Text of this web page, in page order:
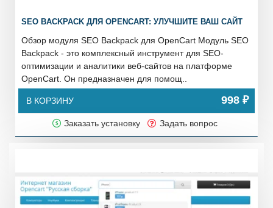
SEO BACKPACK ДЛЯ OPENCART: УЛУЧШИТЕ ВАШ САЙТ
Обзор модуля SEO Backpack для OpenCart Mодуль SEO
Backpack - это комплексный инструмент для SEO-
оптимизации и аналитики веб-сайтов на платформе
OpenCart. Он предназначен для помощ..
В КОРЗИНУ 998 ₽
Заказать установку Задать вопрос